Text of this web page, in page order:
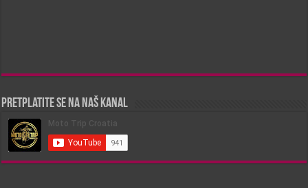
Pretplatite se na naš kanal